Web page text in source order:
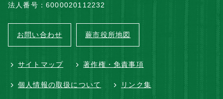
法人番号：6000020112232
お問い合わせ 蕨市役所地図
サイトマップ 著作権・免責事項
個人情報の取扱について リンク集